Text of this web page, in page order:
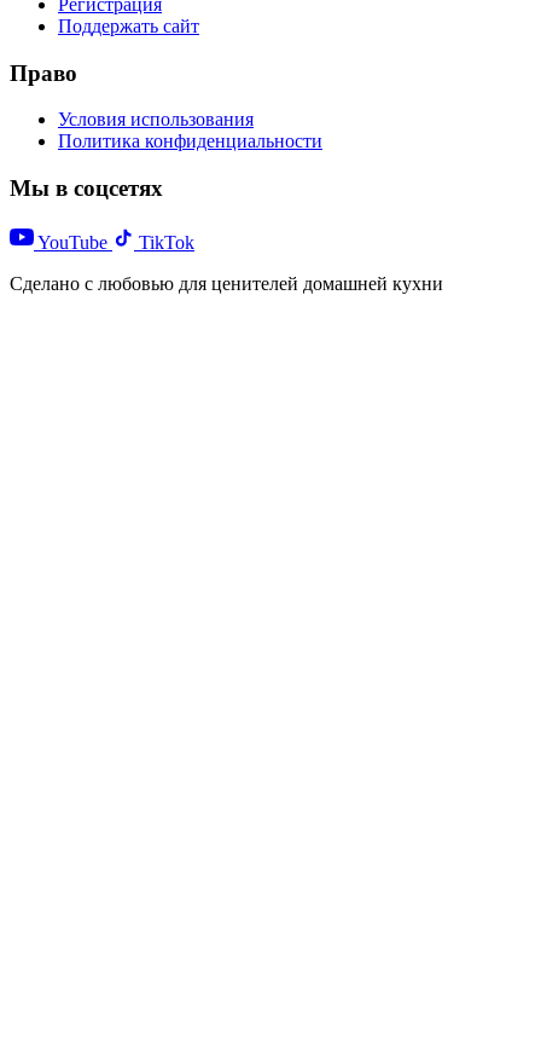
Регистрация
Поддержать сайт
Право
Условия использования
Политика конфиденциальности
Мы в соцсетях
YouTube
TikTok
Сделано с любовью для ценителей домашней кухни